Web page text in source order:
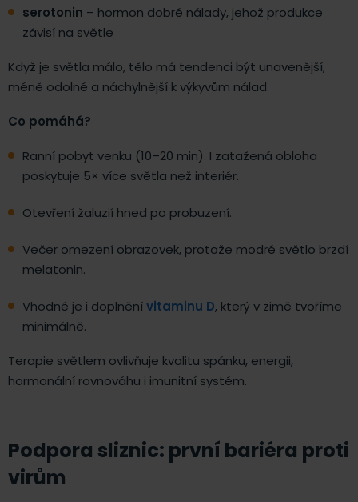
serotonin – hormon dobré nálady, jehož produkce
závisí na světle
Když je světla málo, tělo má tendenci být unavenější,
méně odolné a náchylnější k výkyvům nálad.
Co pomáhá?
Ranní pobyt venku (10–20 min). I zatažená obloha
poskytuje 5× více světla než interiér.
Otevření žaluzií hned po probuzení.
Večer omezení obrazovek, protože modré světlo brzdí
melatonin.
Vhodné je i doplněnívitaminu D, který v zimě tvoříme
minimálně.
Terapie světlem ovlivňuje kvalitu spánku, energii,
hormonální rovnováhu i imunitní systém.
Podpora sliznic: první bariéra proti
virům